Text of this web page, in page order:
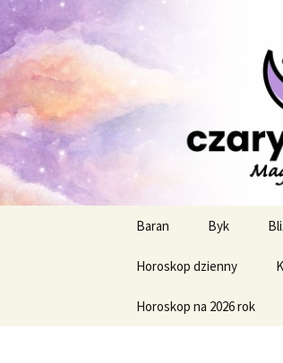
Profesjonalne
treści
Baran Byk
Horoskop dzienny
Horoskop na 2026 rok